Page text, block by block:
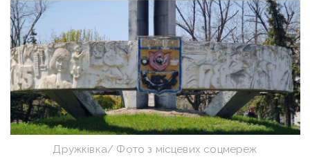
Дружківка/ Фото з місцевих соцмереж